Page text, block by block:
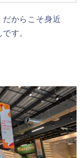
からこそ身近
す。